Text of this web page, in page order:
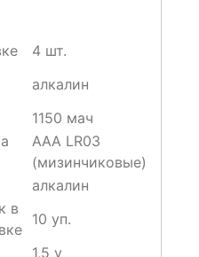
4 шт.
алкалин
1150 мач
AAA LR03
(мизинчиковые)
алкалин
в
10 уп.
1,5 v